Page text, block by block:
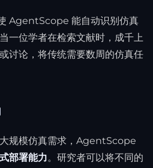
AgentScope 能自动识别仿真
一位学者在检索文献时，成千上
讨论，将传统需要数周的仿真任
规模仿真需求，AgentScope
部署能力。研究者可以将不同的